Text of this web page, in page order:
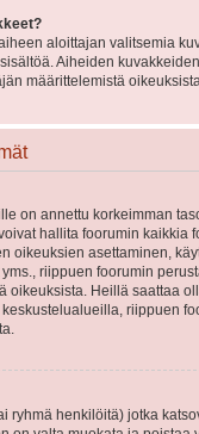
aloittajan valitsemia
Aiheiden
määrittelemistä
on annettu korkeimman
hallita foorumin kaikkia
oikeuksien asettaminen,
riippuen foorumin
oikeuksista. Heillä saattaa
riippuen
ryhmä henkilöitä) jotka